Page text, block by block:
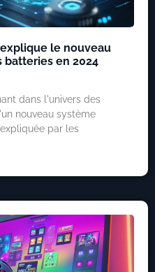
le nouveau
batteries en 2024
dans l'univers des
nouveau système
par les